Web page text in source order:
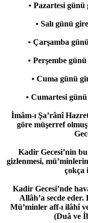
• Pazartesi günü
• Salı günü
• Çarşamba
• Perşembe
• Cuma günü
• Cumartesi günü
İmâm-ı Şa’rânî
göre müşerref
Kadir Gecesi’nin
gizlenmesi,
çokça
Kadir Gecesi’nde
Allâh’a secde
Mü’minler aff-ı ilâhî
(Duâ ve